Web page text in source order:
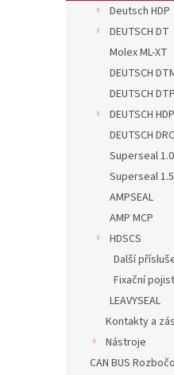
Deutsch HDP
DEUTSCH DT
Molex ML-XT
DEUTSCH
DEUTSCH DTP
DEUTSCH
DEUTSCH DRC
Superseal 1.0
Superseal 1.5
AMPSEAL
AMP MCP
HDSCS
Další
Fixační
LEAVYSEAL
Kontakty a
Nástroje
CAN BUS